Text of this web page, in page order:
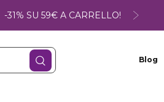
-31% SU 59€ A CARRELLO!
Blog